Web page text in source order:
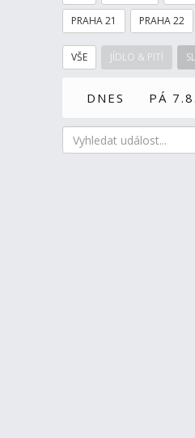
PRAHA 21 PRAHA 22
VŠE JÍDLO & PITÍ
DNES PÁ 7.8.